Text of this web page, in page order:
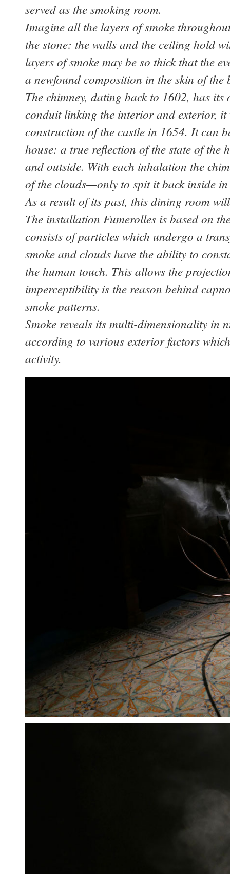
served as the smoking room.
Imagine all the layers of smoke
the stone: the walls and the ceiling hold
layers of smoke may be so thick that the
a newfound composition in the skin of the
The chimney, dating back to 1602, has
conduit linking the interior and exterior,
construction of the castle in 1654. It can
house: a true reflection of the state of the
and outside. With each inhalation the
of the clouds—only to spit it back inside in
As a result of its past, this dining room
The installation Fumerolles is based on
consists of particles which undergo a
smoke and clouds have the ability to
the human touch. This allows the
imperceptibility is the reason behind
smoke patterns.
Smoke reveals its multi-dimensionality in
according to various exterior factors
activity.